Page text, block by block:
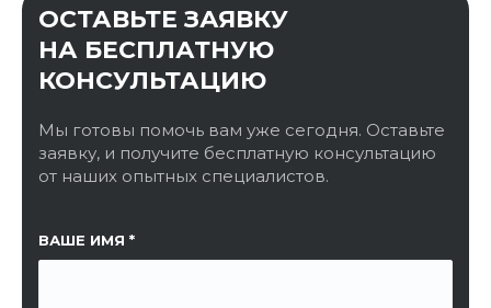
ОСТАВЬТЕ ЗАЯВКУ
НА БЕСПЛАТНУЮ
КОНСУЛЬТАЦИЮ
Мы готовы помочь вам уже сегодня. Оставьте
заявку, и получите бесплатную консультацию
от наших опытных специалистов.
ВАШЕ ИМЯ
ССЫЛКА НА СТРАНИЦУ